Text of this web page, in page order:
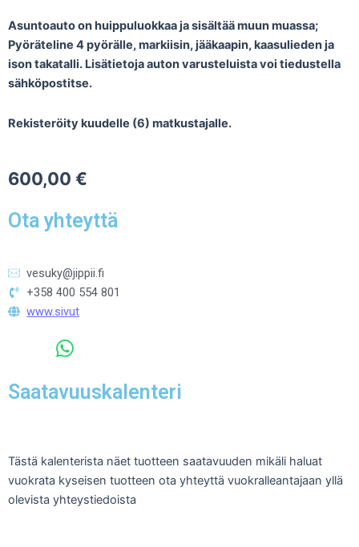
Asuntoauto on huippuluokkaa ja sisältää muun muassa;
Pyöräteline 4 pyörälle, markiisin, jääkaapin, kaasulieden ja
ison takatalli. Lisätietoja auton varusteluista voi tiedustella
sähköpostitse.
Rekisteröity kuudelle (6) matkustajalle.
600,00 €
Ota yhteyttä
vesuky@jippii.fi
+358 400 554 801
www.sivut
Saatavuuskalenteri
Tästä kalenterista näet tuotteen saatavuuden mikäli haluat
vuokrata kyseisen tuotteen ota yhteyttä vuokralleantajaan yllä
olevista yhteystiedoista